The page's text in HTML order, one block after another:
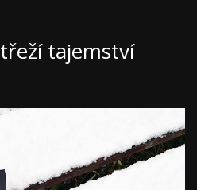
tajemství